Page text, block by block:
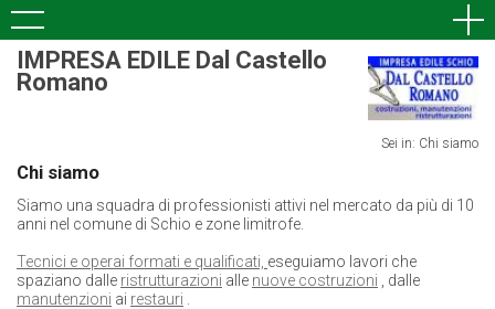
IMPRESA EDILE Dal Castello
Romano
Sei in: Chi siamo
Chi siamo
Siamo una squadra di professionisti attivi nel mercato da più di 10
anni nel comune di Schio e zone limitrofe.
Tecnici e operai formati e qualificati, eseguiamo lavori che
spaziano dalle ristrutturazioni alle nuove costruzioni , dalle
manutenzioni ai restauri